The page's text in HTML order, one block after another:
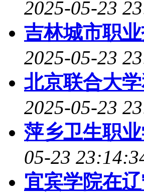
2025-05-23
吉林城市职
2025-05-23
北京联合大
2025-05-23
萍乡卫生职
05-23
宜宾学院在